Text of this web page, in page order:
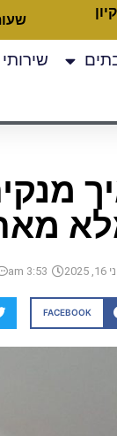
שעות
שירותי
2025
3:53 am
FACEBOOK